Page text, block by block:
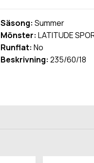
Säsong: Summer
Mönster: LATITUDE
Runflat: No
Beskrivning: 235/60/18